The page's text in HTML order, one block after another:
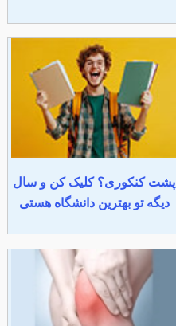
پشت کنکوری؟ کلیک کن و سال
دیگه تو بهترین دانشگاه هستی